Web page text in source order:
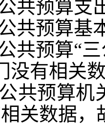
共预算支
共预算基
共预算“
没有相关
共预算机
关数据，